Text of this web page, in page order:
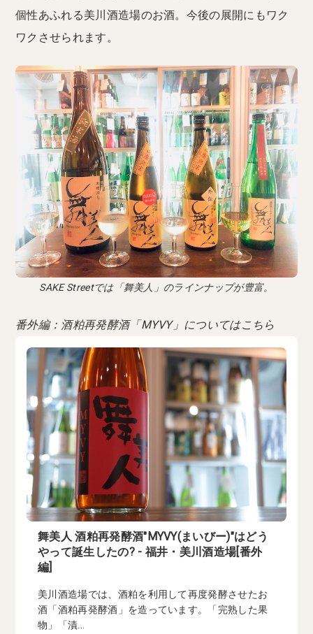
個性あふれる美川酒造場のお酒。今後の展開にもワク
ワクさせられます。
SAKE Streetでは「舞美人」のラインナップが豊富。
番外編：酒粕再発酵酒「MYVY」についてはこちら
舞美人 酒粕再発酵酒"MYVY(まいびー)"はどう
やって誕生したの? - 福井・美川酒造場[番外
編]
美川酒造場では、酒粕を利用して再度発酵させたお
酒「酒粕再発酵酒」を造っています。「完熟した果
物」「漬...